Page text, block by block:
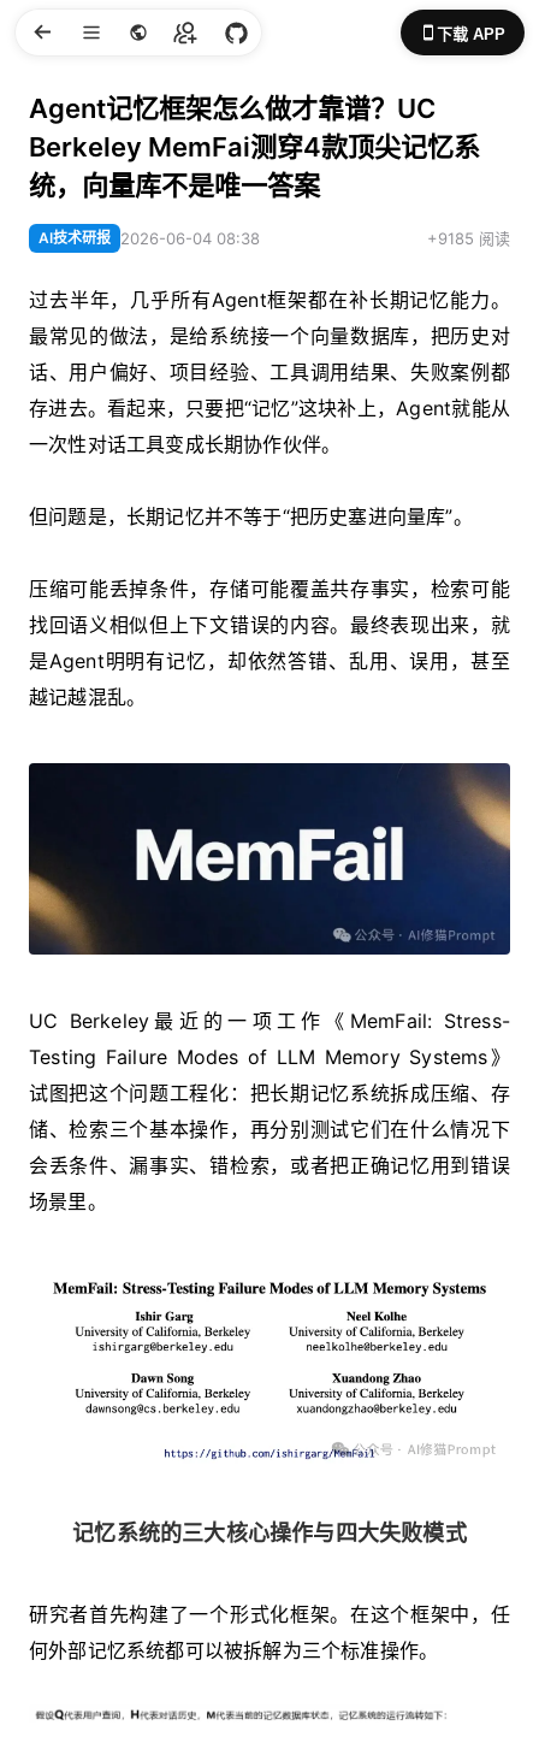
下载 APP
Agent记忆框架怎么做才靠谱？UC
Berkeley MemFai测穿4款顶尖记忆系
统，向量库不是唯一答案
AI技术研报 2026-06-04 08:38 +9185 阅读
过去半年，几乎所有Agent框架都在补长期记忆能力。
最常见的做法，是给系统接一个向量数据库，把历史对
话、用户偏好、项目经验、工具调用结果、失败案例都
存进去。看起来，只要把“记忆”这块补上，Agent就能从
一次性对话工具变成长期协作伙伴。
但问题是，长期记忆并不等于“把历史塞进向量库”。
压缩可能丢掉条件，存储可能覆盖共存事实，检索可能
找回语义相似但上下文错误的内容。最终表现出来，就
是Agent明明有记忆，却依然答错、乱用、误用，甚至
越记越混乱。
UC Berkeley最近的一项工作《MemFail: Stress-
Testing Failure Modes of LLM Memory Systems》
试图把这个问题工程化：把长期记忆系统拆成压缩、存
储、检索三个基本操作，再分别测试它们在什么情况下
会丢条件、漏事实、错检索，或者把正确记忆用到错误
场景里。
记忆系统的三大核心操作与四大失败模式
研究者首先构建了一个形式化框架。在这个框架中，任
何外部记忆系统都可以被拆解为三个标准操作。